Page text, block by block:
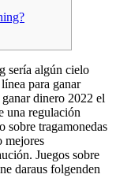
serí­a algún cielo
para ganar
dinero 2022 el
una regulación
sobre tragamonedas
mejores
Juegos sobre
daraus folgenden